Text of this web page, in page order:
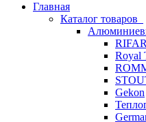
Главная
Каталог товаров
RIFAR
Royal
Gekon